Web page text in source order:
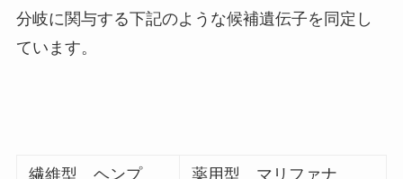
分岐に関与する下記のような候補遺伝子を同定し
ています。
繊維型 ヘンプ 薬用型 マリファナ